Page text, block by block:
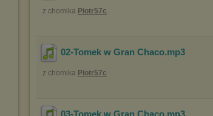
z chomika Piotr57c
02-Tomek w Gran Chaco.mp3
z chomika Piotr57c